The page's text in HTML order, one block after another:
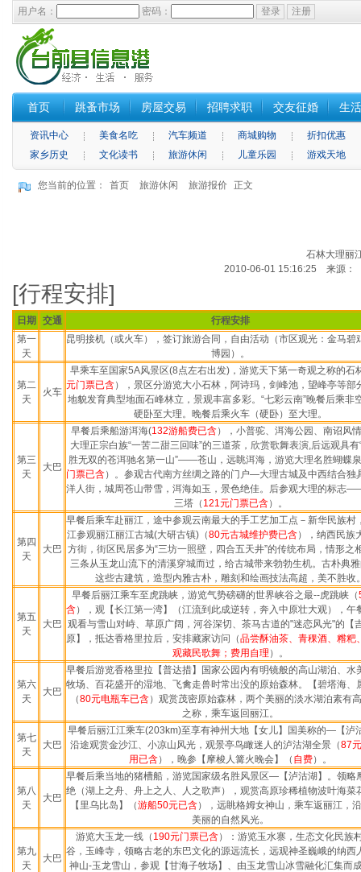
用户名： 密码：
首页 跳蚤市场 房屋交易 招聘求职 交友征婚 生
资讯中心 美食名吃 汽车频道 商城购物
折扣优惠
家乡历史
文化读书 旅游休闲 儿童乐园 游戏天地
您当前的位置： 首页 旅游休闲 旅游报价 正文
石林大理丽
2010-06-01 15:16:25 来源：
[行程安排]
日期 交通
行程安排
第一
天
昆明接机（或火车），签订旅游合同，自由活动（市区观光：金马碧
博园）。
第二
天
火车
早乘车至国家5A风景区(8点左右出发)，游览天下第一奇观之称的石
元门票已含），景区分游览大小石林，阿诗玛，剑峰池，望峰亭等部
地貌发育典型地面石峰林立，景观丰富多彩。 “七彩云南”晚餐后乘非
硬卧至大理。晚餐后乘火车（硬卧）至大理。
第三
天
大巴
早餐后乘船游洱海(132游船费已含），小普驼、洱海公园、南诏风
大理正宗白族“一苦二甜三回味”的三道茶，欣赏歌舞表演,后远观具有
胜无双的苍洱驰名第一山”——苍山，远眺洱海，游览大理名胜蝴蝶
门票已含）。参观古代南方丝绸之路的门户—大理古城及中西结合独
洋人街，城周苍山带雪，洱海如玉，景色绝佳。后参观大理的标志
三塔（ 121元门票已含）。
第四
天
大巴
早餐后乘车赴丽江，途中参观云南最大的手工艺加工点－新华民族村
江参观丽江丽江古城(大研古镇)（80元古城维护费已含），纳西民族
方街，街区民居多为“三坊一照壁，四合五天井”的传统布局，情形之
三条从玉龙山流下的清溪穿城而过，给古城带来勃勃生机。古朴典
这些古建筑，造型内雅古朴，雕刻和绘画技法高超，美不胜收
第五
天
大巴
早餐后丽江乘车至虎跳峡，游览气势磅礴的世界峡谷之最--虎跳峡（
含），观【长江第一湾】（江流到此成逆转，奔入中原壮大观），午
观看与雪山对峙、草原广阔，河谷深切、茶马古道的"迷恋风光"的【
原】，抵达香格里拉后，安排藏家访问（品尝酥油茶、青稞酒、糌粑
观藏民歌舞；费用自理 ）。
第六
天
大巴
早餐后游览香格里拉【普达措】国家公园内有明镜般的高山湖泊、水
牧场、百花盛开的湿地、飞禽走兽时常出没的原始森林。【碧塔海、
（80元电瓶车已含）观赏茂密原始森林，两个美丽的淡水湖泊素有
之称，乘车返回丽江。
第七
天
大巴
早餐后丽江江乘车(203km)至享有神州大地【女儿】国美称的—【泸
沿途观赏金沙江、小凉山风光，观景亭鸟瞰迷人的泸沽湖全景（87
用已含），晚参【摩梭人篝火晚会】（ 自费）。
第八
天
大巴
早餐后乘当地的猪槽船，游览国家级名胜风景区—【泸沽湖】。领略
绝（湖上之舟、舟上之人、人之歌声），观赏高原珍稀植物波叶海菜
【里乌比岛】（游船50元已含），远眺格姆女神山，乘车返丽江，
美丽的自然风光。
第九
天
大巴
游览大玉龙一线（ 190元门票已含）：游览玉水寨，生态文化民族
谷，玉峰寺，领略古老的东巴文化的源远流长，远观神圣巍峨的纳西
神山-玉龙雪山，参观【甘海子牧场】、由玉龙雪山冰雪融化汇集而